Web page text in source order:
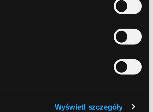
Wyświetl szczegóły